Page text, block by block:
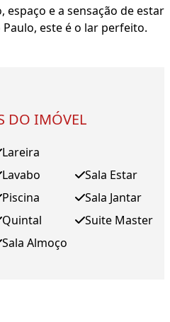
e a sensação de estar
este é o lar perfeito.
DO IMÓVEL
Lareira
Lavabo
Piscina
Quintal
Sala Almoço
Sala Estar
Sala Jantar
Suite Master